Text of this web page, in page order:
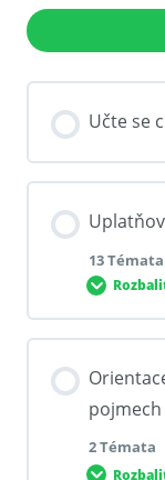
Učte se
13 Témata
0%
pojmech
2 Témata